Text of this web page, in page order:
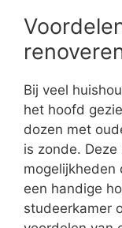
Bij veel
het hoofd
dozen met
is zonde.
mogelijkheden
een handige
studeerkamer